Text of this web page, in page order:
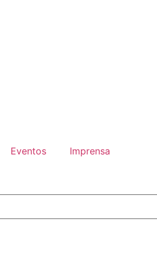
Eventos Imprensa